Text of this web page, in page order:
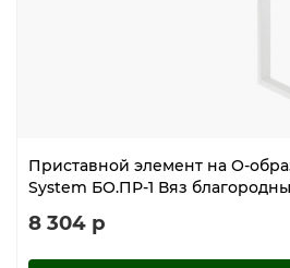
Приставной элемент на О-
System БО.ПР-1 Вяз
8 304 р